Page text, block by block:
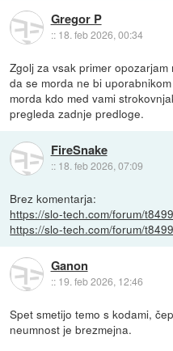
Gregor P
:: 18. feb 2026, 00:34
Zgolj za vsak primer
da se morda ne bi
morda kdo med vami
pregleda zadnje predloge.
FireSnake
:: 18. feb 2026, 07:09
Brez komentarja:
https://slo-tech.com/forum/
https://slo-tech.com/forum/
Ganon
:: 19. feb 2026, 12:46
Spet smetijo temo s kodami,
neumnost je brezmejna.